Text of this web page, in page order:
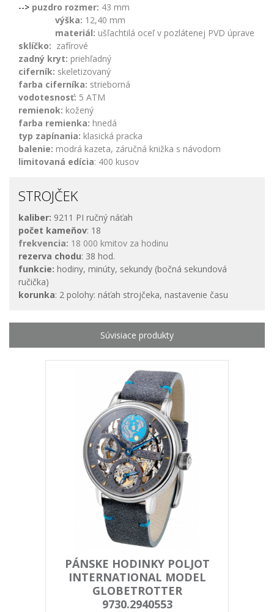
--> puzdro rozmer: 43 mm
výška: 12,40 mm
materiál: ušľachtilá oceľ v pozlátenej PVD úprave
sklíčko: zafírové
zadný kryt: priehľadný
ciferník: skeletizovaný
farba ciferníka: strieborná
vodotesnosť: 5 ATM
remienok: kožený
farba remienka: hnedá
typ zapínania: klasická pracka
balenie: modrá kazeta, záručná knižka s návodom
limitovaná edícia: 400 kusov
STROJČEK
kaliber: 9211 PI ručný náťah
počet kameňov: 18
frekvencia: 18 000 kmitov za hodinu
rezerva chodu: 38 hod.
funkcie: hodiny, minúty, sekundy (bočná sekundová
ručička)
korunka: 2 polohy: náťah strojčeka, nastavenie času
PÁNSKE HODINKY POLJOT
INTERNATIONAL MODEL
GLOBETROTTER
9730.2940553